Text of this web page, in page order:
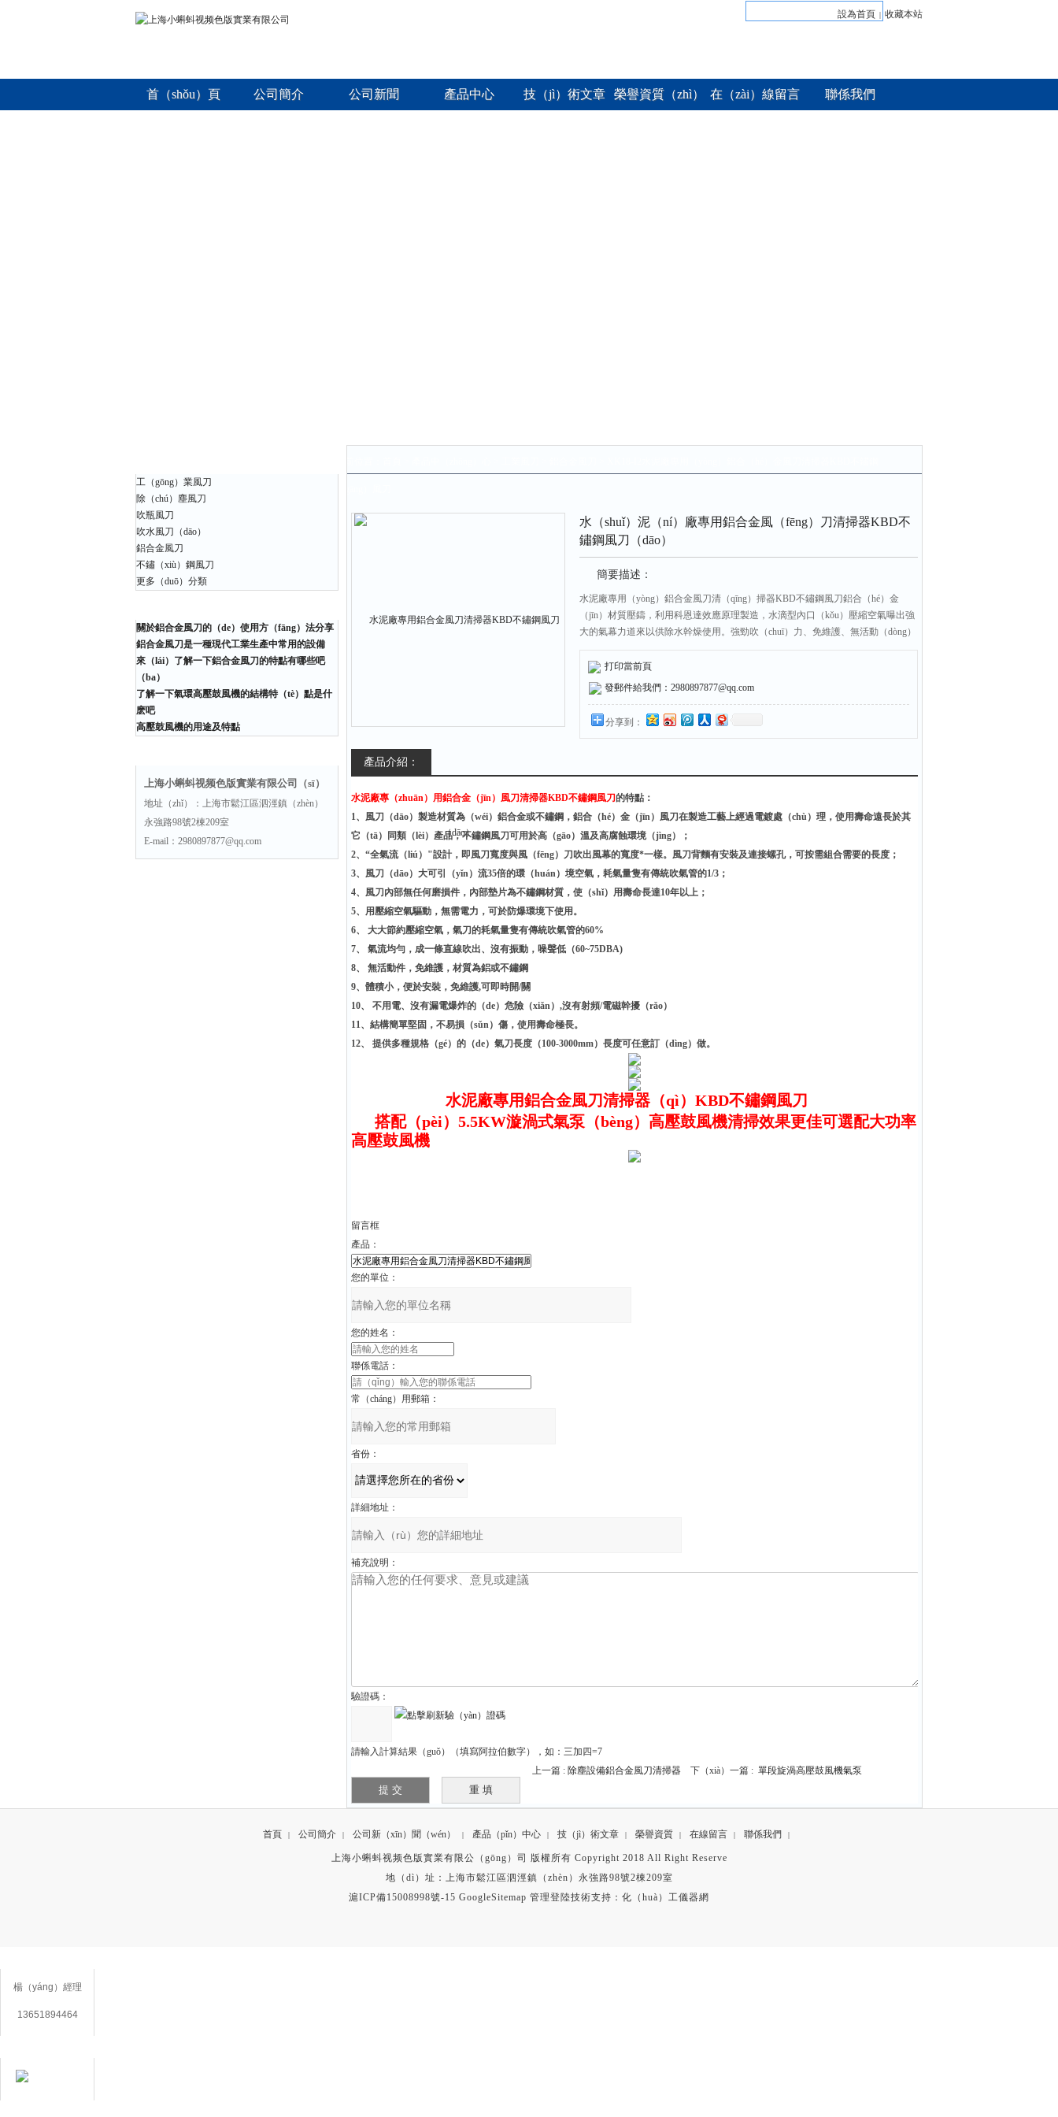
設為首頁 | 收藏本站
首（shǒu）頁 公司簡介 公司新聞 產品中心 技（jì）術文章 榮譽資質（zhì） 在（zài）線留言 聯係我們
工（gōng）業風刀
除（chú）塵風刀
吹瓶風刀
吹水風刀（dāo）
鋁合金風刀
不鏽（xiù）鋼風刀
更多（duō）分類
關於鋁合金風刀的（de）使用方（fāng）法分享
鋁合金風刀是一種現代工業生產中常用的設備
來（lái）了解一下鋁合金風刀的特點有哪些吧
（ba）
了解一下氣環高壓鼓風機的結構特（tè）點是什
麽吧
高壓鼓風機的用途及特點
上海小蝌蚪视频色版實業有限公司（sī）
地址（zhǐ）：上海市鬆江區泗涇鎮（zhèn）
永強路98號2棟209室
E-mail：2980897877@qq.com
水（shuǐ）泥（ní）廠專用鋁合金風（fēng）刀清掃器KBD不
鏽鋼風刀（dāo）
簡要描述：
水泥廠專用（yòng）鋁合金風刀清（qīng）掃器KBD不鏽鋼風刀鋁合（hé）金
（jīn）材質壓鑄，利用科恩達效應原理製造，水滴型內口（kǒu）壓縮空氣曝出強
大的氣幕力道來以供除水幹燥使用。強勁吹（chuī）力、免維護、無活動（dòng）
件、無電氣件、氣流（liú）均勻、強力低噪、流（liú）量可（kě）調、結構簡
潔！ 打印當前頁
發郵件給我們：2980897877@qq.com
分享到：
產品介紹：
水泥廠專（zhuān）用鋁合金（jīn）風刀清掃器KBD不鏽鋼風刀的特點：
1、風刀（dāo）製造材質為（wéi）鋁合金或不鏽鋼，鋁合（hé）金（jīn）風刀在製造工藝上經過電鍍處（chù）理，使用壽命遠長於其
它（tā）同類（lèi）產品，不鏽鋼風刀可用於高（gāo）溫及高腐蝕環境（jìng）；
2、“全氣流（liú）"設計，即風刀寬度與風（fēng）刀吹出風幕的寬度*一樣。風刀背麵有安裝及連接螺孔，可按需組合需要的長度；
3、風刀（dāo）大可引（yǐn）流35倍的環（huán）境空氣，耗氣量隻有傳統吹氣管的1/3；
4、風刀內部無任何磨損件，內部墊片為不鏽鋼材質，使（shǐ）用壽命長達10年以上；
5、用壓縮空氣驅動，無需電力，可於防爆環境下使用。
6、 大大節約壓縮空氣，氣刀的耗氣量隻有傳統吹氣管的60%
7、 氣流均勻，成一條直線吹出、沒有振動，噪聲低（60~75DBA)
8、 無活動件，免維護，材質為鋁或不鏽鋼
9、體積小，便於安裝，免維護,可即時開/關
10、 不用電、沒有漏電爆炸的（de）危險（xiǎn）,沒有射頻/電磁幹擾（rǎo）
11、結構簡單堅固，不易損（sǔn）傷，使用壽命極長。
12、 提供多種規格（gé）的（de）氣刀長度（100-3000mm）長度可任意訂（dìng）做。
水泥廠專用鋁合金風刀清掃器（qì）KBD不鏽鋼風刀
搭配（pèi）5.5KW漩渦式氣泵（bèng）高壓鼓風機清掃效果更佳可選配大功率
高壓鼓風機
留言框
產品：
您的單位：
您的姓名：
聯係電話：
常（cháng）用郵箱：
省份：
詳細地址：
補充說明：
驗證碼：
請輸入計算結果（guǒ）（填寫阿拉伯數字），如：三加四=7
上一篇 : 除塵設備鋁合金風刀清掃器 下（xià）一篇 : 單段旋渦高壓鼓風機氣泵
首頁 | 公司簡介 | 公司新（xīn）聞（wén） | 產品（pǐn）中心 | 技（jì）術文章 | 榮譽資質 | 在線留言 | 聯係我們 |
上海小蝌蚪视频色版實業有限公（gōng）司 版權所有 Copyright 2018 All Right Reserve
地（dì）址：上海市鬆江區泗涇鎮（zhèn）永強路98號2棟209室
滬ICP備15008998號-15 GoogleSitemap 管理登陸技術支持： 化（huà）工儀器網
楊（yáng）經理
13651894464